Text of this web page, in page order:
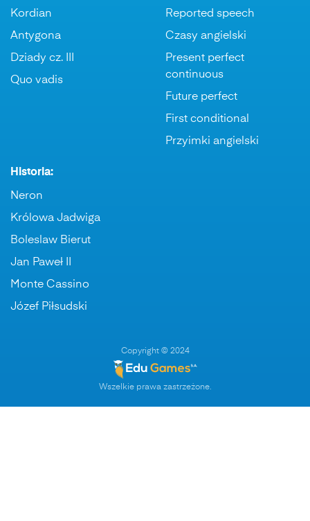
Kordian
Antygona
Dziady cz. III
Quo vadis
Reported speech
Czasy angielski
Present perfect
continuous
Future perfect
First conditional
Przyimki angielski
Historia:
Neron
Królowa Jadwiga
Boleslaw Bierut
Jan Paweł II
Monte Cassino
Józef Piłsudski
Copyright © 2024
Wszelkie prawa zastrzeżone.